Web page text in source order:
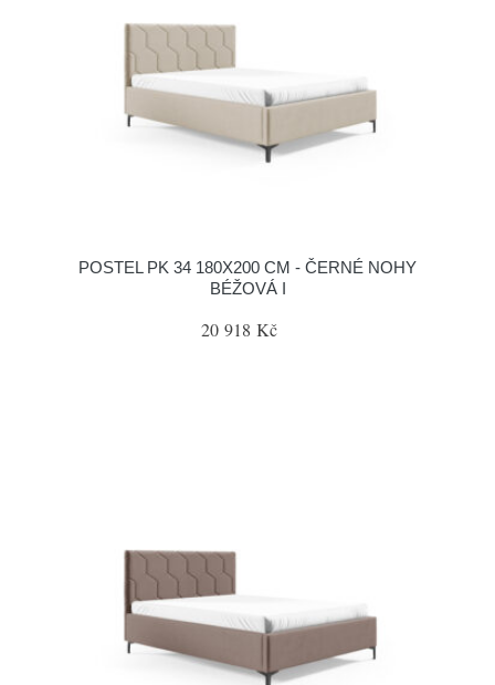
POSTEL PK 34 180X200 CM - ČERNÉ NOHY
BÉŽOVÁ I
20 918 Kč